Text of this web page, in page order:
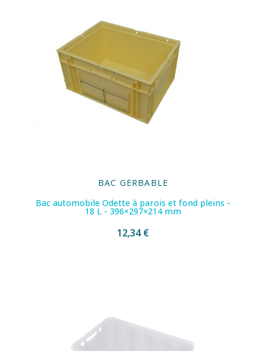
BAC GERBABLE
Bac automobile Odette à parois et fond pleins -
18 L - 396×297×214 mm
12,34 €